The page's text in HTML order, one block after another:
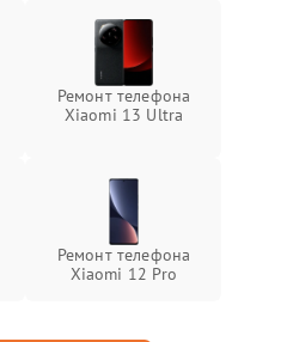
Ремонт телефона
Xiaomi 13 Ultra
Ремонт телефона
Xiaomi 12 Pro